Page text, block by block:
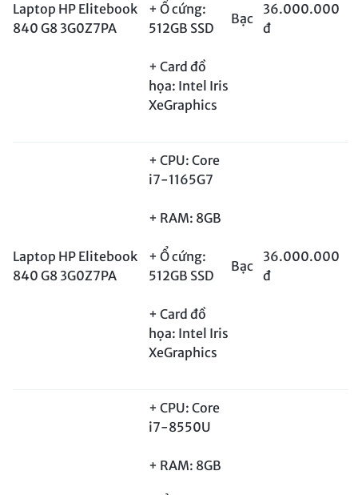
Laptop HP Elitebook
840 G8 3G0Z7PA
+ Ổ cứng:
512GB SSD
+ Card đồ
họa: Intel Iris
XeGraphics
Bạc
36.000.000
đ
Laptop HP Elitebook
840 G8 3G0Z7PA
+ CPU: Core
i7-1165G7
+ RAM: 8GB
+ Ổ cứng:
512GB SSD
+ Card đồ
họa: Intel Iris
XeGraphics
Bạc
36.000.000
đ
+ CPU: Core
i7-8550U
+ RAM: 8GB